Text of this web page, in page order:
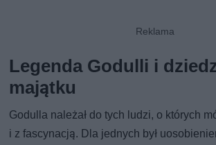
Legenda Godulli i
majątku
Godulla należał do tych ludzi, o których
i z fascynacją. Dla jednych był